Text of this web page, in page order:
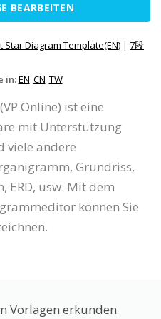
BEARBEITEN
Star Diagram Template(EN) | 7段
in:EN CN TW
Online) ist eine
mit Unterstützung
viele andere
Grundriss,
ERD, usw. Mit dem
können Sie
Vorlagen erkunden